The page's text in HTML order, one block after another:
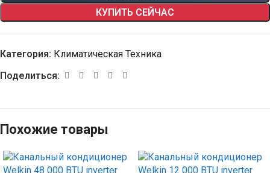
КУПИТЬ СЕЙЧАС
Категория: Климатическая Техника
Поделиться:
Похожие товары